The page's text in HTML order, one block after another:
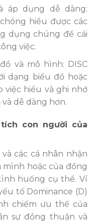
áp dụng dễ dàng:
hiểu được các
dụng chúng để cải
việc.
và mô hình: DISC
dạng biểu đồ hoặc
việc hiểu và ghi nhớ
dễ dàng hơn.
con người của
các cá nhân nhận
mình hoặc của đồng
huống cụ thể. Ví
tố Dominance (D)
chiếm ưu thế của
sự đồng thuận và